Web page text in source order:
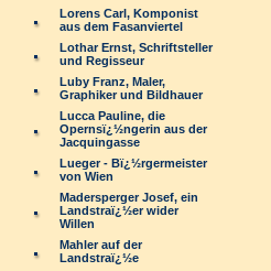
Lorens Carl, Komponist
aus dem Fasanviertel
Lothar Ernst, Schriftsteller
und Regisseur
Luby Franz, Maler,
Graphiker und Bildhauer
Lucca Pauline, die
Opernsï¿½ngerin aus der
Jacquingasse
Lueger - Bï¿½rgermeister
von Wien
Madersperger Josef, ein
Landstraï¿½er wider
Willen
Mahler auf der
Landstraï¿½e